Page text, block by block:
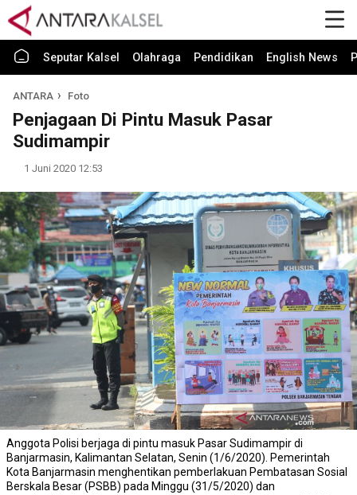
Seputar Kalsel Olahraga Pendidikan English News
ANTARA Foto
Penjagaan Di Pintu Masuk Pasar
Sudimampir
1 Juni 2020 12:53
Anggota Polisi berjaga di pintu masuk Pasar Sudimampir di
Banjarmasin, Kalimantan Selatan, Senin (1/6/2020). Pemerintah
Kota Banjarmasin menghentikan pemberlakuan Pembatasan Sosial
Berskala Besar (PSBB) pada Minggu (31/5/2020) dan